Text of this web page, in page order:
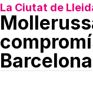
La Ciutat de
Barcelona